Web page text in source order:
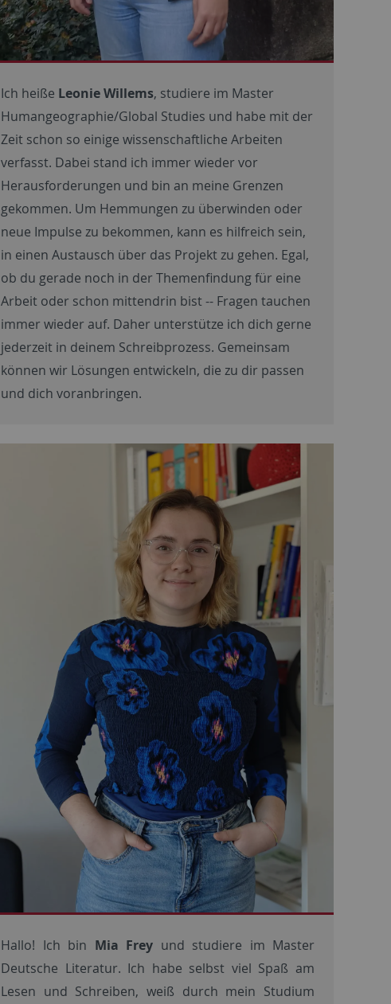
Ich heiße Leonie Willems, studiere im Master
Humangeographie/Global Studies und habe mit der
Zeit schon so einige wissenschaftliche Arbeiten
verfasst. Dabei stand ich immer wieder vor
Herausforderungen und bin an meine Grenzen
gekommen. Um Hemmungen zu überwinden oder
neue Impulse zu bekommen, kann es hilfreich sein,
in einen Austausch über das Projekt zu gehen. Egal,
ob du gerade noch in der Themenfindung für eine
Arbeit oder schon mittendrin bist -- Fragen tauchen
immer wieder auf. Daher unterstütze ich dich gerne
jederzeit in deinem Schreibprozess. Gemeinsam
können wir Lösungen entwickeln, die zu dir passen
und dich voranbringen.
Hallo! Ich bin Mia Frey und studiere im Master
Deutsche Literatur. Ich habe selbst viel Spaß am
Lesen und Schreiben, weiß durch mein Studium